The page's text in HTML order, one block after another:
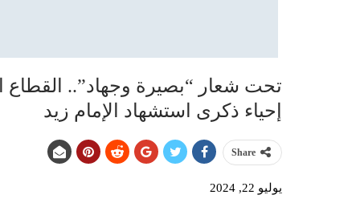
تحت شعار “بصيرة وجهاد”.. القطاع
إحياء ذكرى استشهاد الإمام زيد
Share
يوليو 22, 2024